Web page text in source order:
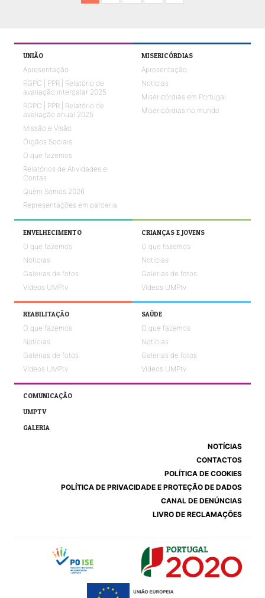
UNIÃO
Apresentação
RGPC | PPR | Relatório de
avaliação intercalar 2025
RGPC | PPR | Relatório de
avaliação anual 2025
Missão e Visão
Órgãos Sociais
O que fazemos
Relatórios de Atividades e
Contas
Quem Somos 2026
Representações em parceria
MISERICÓRDIAS
Apresentação
Notícias
Misericórdias em Portugal
Misericórdias no mundo
ENVELHECIMENTO
O que fazemos
Notícias
Galerias de fotos
Vídeos UMPtv
CRIANÇAS E JOVENS
O que fazemos
Notícias
Galerias de fotos
Vídeos UMPtv
REABILITAÇÃO
O que fazemos
Notícias
Galerias de fotos
Vídeos UMPtv
SAÚDE
O que fazemos
Notícias
Galerias de fotos
Vídeos UMPtv
COMUNICAÇÃO
UMPTV
GALERIA
NOTÍCIAS
CONTACTOS
POLÍTICA DE COOKIES
POLÍTICA DE PRIVACIDADE E PROTEÇÃO DE DADOS
CANAL DE DENÚNCIAS
LIVRO DE RECLAMAÇÕES